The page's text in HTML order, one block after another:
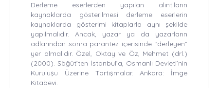
Derleme eserlerden yapılan alıntıların
kaynaklarda gösterilmesi derleme eserlerin
kaynaklarda gösterimi kitaplarla aynı şekilde
yapılmalıdır. Ancak, yazar ya da yazarların
adlarından sonra parantez içerisinde “derleyen”
yer almalıdır. Özel, Oktay ve Öz, Mehmet (drl.)
(2000). Söğüt’ten İstanbul’a, Osmanlı Devleti’nin
Kuruluşu Üzerine Tartışmalar. Ankara: İmge
Kitabevi.